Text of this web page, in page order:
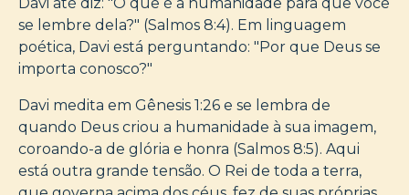
se lembre dela?" (Salmos 8:4). Em linguagem
poética, Davi está perguntando: "Por que Deus se
importa conosco?"
Davi medita em Gênesis 1:26 e se lembra de
quando Deus criou a humanidade à sua imagem,
coroando-a de glória e honra (Salmos 8:5). Aqui
está outra grande tensão. O Rei de toda a terra,